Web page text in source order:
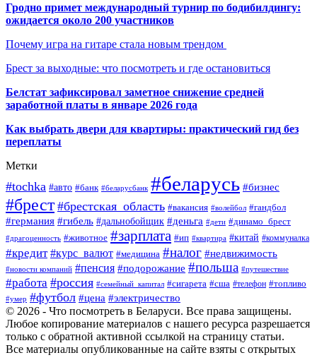
Гродно примет международный турнир по бодибилдингу:
ожидается около 200 участников
Почему игра на гитаре стала новым трендом
Брест за выходные: что посмотреть и где остановиться
Белстат зафиксировал заметное снижение средней
заработной платы в январе 2026 года
Как выбрать двери для квартиры: практический гид без
переплаты
Метки
#tochka #авто #банк #беларусбанк #беларусь #бизнес
#брест #брестская_область #вакансия #волейбол #гандбол
#германия #гибель #дальнобойщик #деньга #дети #динамо_брест
#драгоценность #животное #зарплата #ип #квартира #китай #коммуналка
#кредит #курс_валют #медицина #налог #недвижимость
#новости компаний #пенсия #подорожание #польша #путешествие
#работа #россия #семейный_капитал #сигарета #сша #телефон #топливо
#умер #футбол #цена #электричество
© 2026 - Что посмотреть в Беларуси. Все права защищены.
Любое копирование материалов с нашего ресурса разрешается
только с обратной активной ссылкой на страницу статьи.
Все материалы опубликованные на сайте взяты с открытых